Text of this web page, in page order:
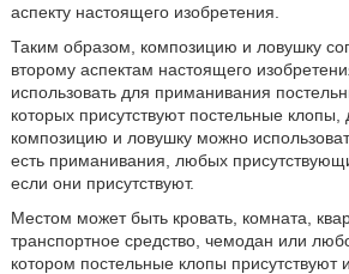
аспекту настоящего изобретения.
Таким образом, композицию и ловушку
второму аспектам настоящего
использовать для приманивания
которых присутствуют постельные клопы,
композицию и ловушку можно
есть приманивания, любых
если они присутствуют.
Местом может быть кровать, комната,
транспортное средство, чемодан или
котором постельные клопы присутствуют